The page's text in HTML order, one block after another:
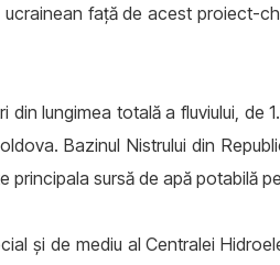
ucrainean față de acest proiect-
lungimea totală a fluviului, de
Bazinul Nistrului din
principala sursă de apă potabilă
și de mediu al Centralei